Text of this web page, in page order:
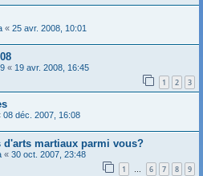
« 25 avr. 2008, 10:01
« 19 avr. 2008, 16:45
1 2 3
08 déc. 2007, 16:08
d'arts martiaux parmi vous?
« 30 oct. 2007, 23:48
1 … 6 7 8 9